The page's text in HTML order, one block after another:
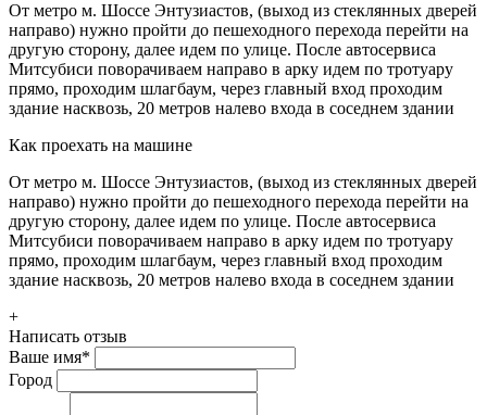
От метро м. Шоссе Энтузиастов, (выход из стеклянных дверей
направо) нужно пройти до пешеходного перехода перейти на
другую сторону, далее идем по улице. После автосервиса
Митсубиси поворачиваем направо в арку идем по тротуару
прямо, проходим шлагбаум, через главный вход проходим
здание насквозь, 20 метров налево входа в соседнем здании
Как проехать на машине
От метро м. Шоссе Энтузиастов, (выход из стеклянных дверей
направо) нужно пройти до пешеходного перехода перейти на
другую сторону, далее идем по улице. После автосервиса
Митсубиси поворачиваем направо в арку идем по тротуару
прямо, проходим шлагбаум, через главный вход проходим
здание насквозь, 20 метров налево входа в соседнем здании
+
Написать отзыв
Ваше имя*
Город